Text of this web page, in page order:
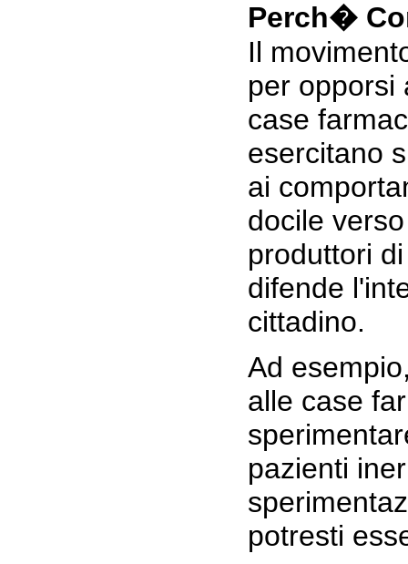
Perch�
Il
per opporsi
case
esercitano
ai
docile
produttori
difende
cittadino.
Ad
alle case
pazienti
potresti